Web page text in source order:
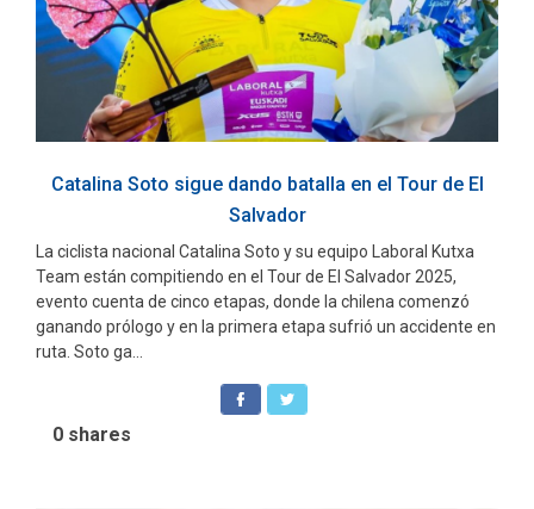
Catalina Soto sigue dando batalla en el Tour de El
Salvador
La ciclista nacional Catalina Soto y su equipo Laboral Kutxa
Team están compitiendo en el Tour de El Salvador 2025,
evento cuenta de cinco etapas, donde la chilena comenzó
ganando prólogo y en la primera etapa sufrió un accidente en
ruta. Soto ga...
0 shares